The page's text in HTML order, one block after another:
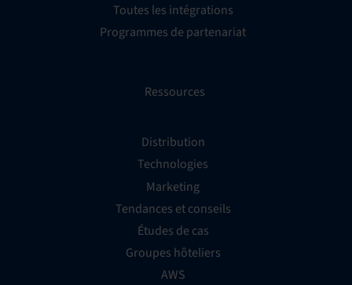
Toutes les intégrations
Programmes de partenariat
Ressources
Distribution
Technologies
Marketing
Tendances et conseils
Études de cas
Groupes hôteliers
AWS